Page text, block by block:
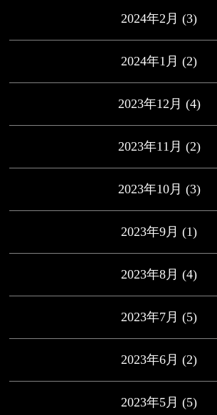
2024年2月 (3)
2024年1月 (2)
2023年12月 (4)
2023年11月 (2)
2023年10月 (3)
2023年9月 (1)
2023年8月 (4)
2023年7月 (5)
2023年6月 (2)
2023年5月 (5)